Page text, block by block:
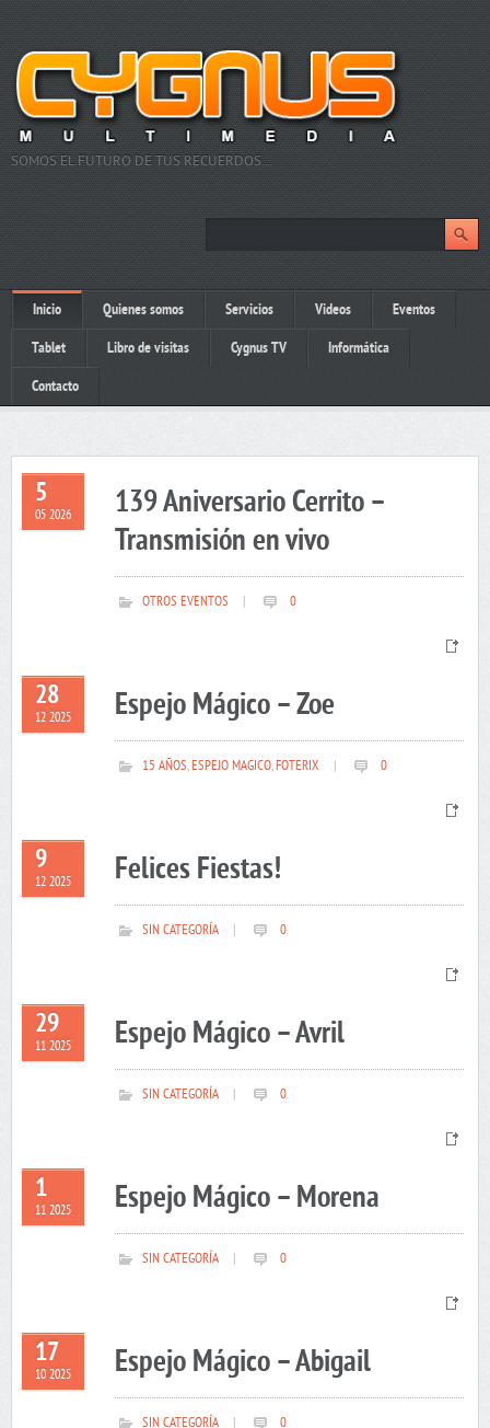
SOMOS EL FUTURO DE TUS RECUERDOS…
Inicio Quienes somos Servicios Videos Eventos
Tablet Libro de visitas Cygnus TV Informática
Contacto
5
05 2026
139 Aniversario Cerrito –
Transmisión en vivo
OTROS EVENTOS 0
28
12 2025 Espejo Mágico – Zoe
15 AÑOS,ESPEJO MAGICO,FOTERIX 0
9
12 2025 Felices Fiestas!
SIN CATEGORÍA 0
29
11 2025 Espejo Mágico – Avril
SIN CATEGORÍA 0
1
11 2025 Espejo Mágico – Morena
SIN CATEGORÍA 0
17
10 2025 Espejo Mágico – Abigail
SIN CATEGORÍA 0